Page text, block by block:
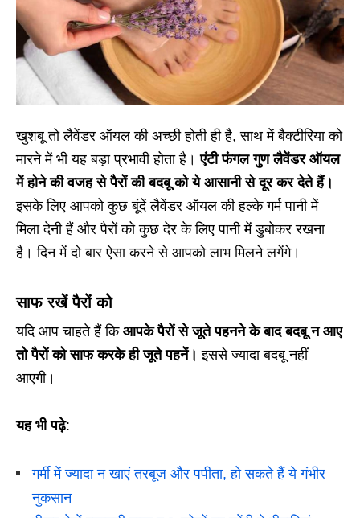
खुशबू तो लैवेंडर ऑयल की अच्छी होती ही है, साथ में बैक्टीरिया को
मारने में भी यह बड़ा प्रभावी होता है।एंटी फंगल गुण लैवेंडर ऑयल
में होने की वजह से पैरों की बदबू को ये आसानी से दूर कर देते हैं।
इसके लिए आपको कुछ बूंदें लैवेंडर ऑयल की हल्के गर्म पानी में
मिला देनी हैं और पैरों को कुछ देर के लिए पानी में डुबोकर रखना
है। दिन में दो बार ऐसा करने से आपको लाभ मिलने लगेंगे।
साफ रखें पैरों को
यदि आप चाहते हैं किआपके पैरों से जूते पहनने के बाद बदबू न आए
तो पैरों को साफ करके ही जूते पहनें। इससे ज्यादा बदबू नहीं
आएगी।
यह भी पढ़े:
गर्मी में ज्यादा न खाएं तरबूज और पपीता, हो सकते हैं ये गंभीर
नुकसान